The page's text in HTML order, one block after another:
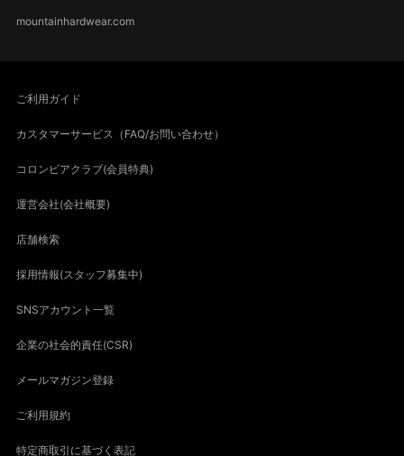
mountainhardwear.com
ご利用ガイド
カスタマーサービス（FAQ/お問い合わせ）
コロンビアクラブ(会員特典)
運営会社(会社概要)
店舗検索
採用情報(スタッフ募集中)
SNSアカウント一覧
企業の社会的責任(CSR)
メールマガジン登録
ご利用規約
特定商取引に基づく表記